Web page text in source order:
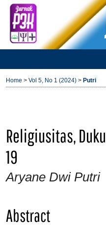
Home > Vol 5, No 1 (2024) > Putri
Religiusitas,
19
Aryane Dwi Putri
Abstract